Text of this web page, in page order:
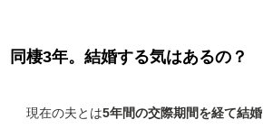
同棲3年。結婚する気はあるの？
現在の夫とは5年間の交際期間を経て結婚